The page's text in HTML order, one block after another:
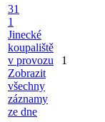
31
1
Jinecké
koupaliště
v provozu
Zobrazit
všechny
záznamy
ze dne
1